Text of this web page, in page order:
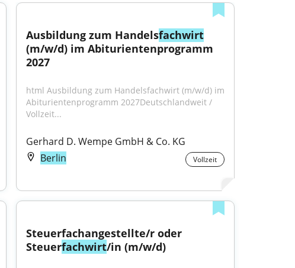
Ausbildung zum Handelsfachwirt
(m/w/d) im Abiturientenprogramm
2027
html Ausbildung zum Handelsfachwirt (m/w/d) im
Abiturientenprogramm 2027Deutschlandweit /
Vollzeit...
Gerhard D. Wempe GmbH & Co. KG
Berlin
Vollzeit
Steuerfachangestellte/r oder
Steuerfachwirt/in (m/w/d)